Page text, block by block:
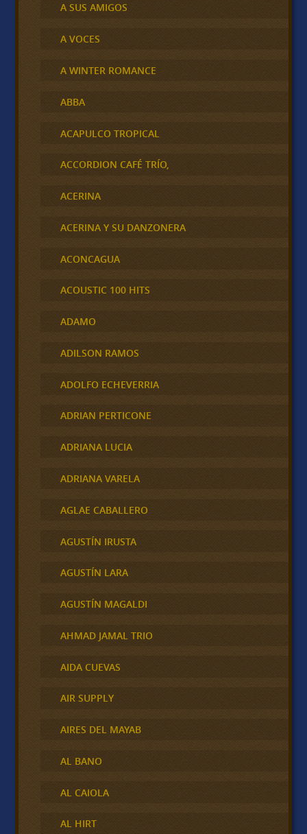
A SUS AMIGOS
A VOCES
A WINTER ROMANCE
ABBA
ACAPULCO TROPICAL
ACCORDION CAFÉ TRÍO,
ACERINA
ACERINA Y SU DANZONERA
ACONCAGUA
ACOUSTIC 100 HITS
ADAMO
ADILSON RAMOS
ADOLFO ECHEVERRIA
ADRIAN PERTICONE
ADRIANA LUCIA
ADRIANA VARELA
AGLAE CABALLERO
AGUSTÍN IRUSTA
AGUSTÍN LARA
AGUSTÍN MAGALDI
AHMAD JAMAL TRIO
AIDA CUEVAS
AIR SUPPLY
AIRES DEL MAYAB
AL BANO
AL CAIOLA
AL HIRT